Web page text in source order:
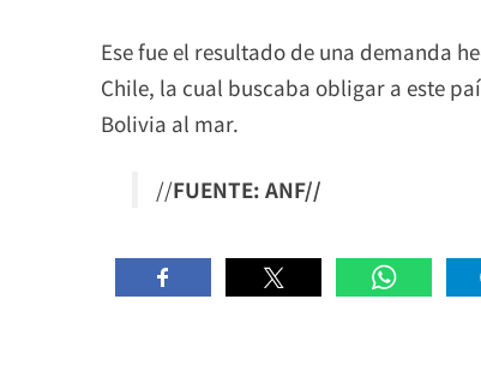
Ese fue el resultado de una demanda
Chile, la cual buscaba obligar a este
Bolivia al mar.
//FUENTE: ANF//